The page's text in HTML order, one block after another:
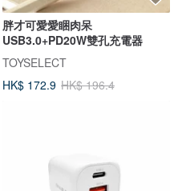
胖才可愛愛睏肉呆
USB3.0+PD20W雙孔充電器
TOYSELECT
HK$ 172.9 HK$ 196.4